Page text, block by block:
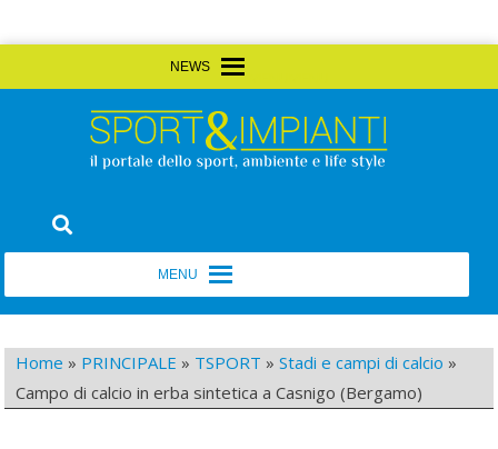
to
Sport&Impianti
Home » PRINCIPALE » TSPORT »Stadi e campi di calcio »
Campo di calcio in erba sintetica a Casnigo (Bergamo)